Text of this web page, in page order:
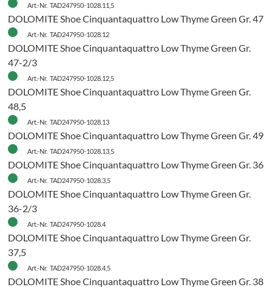
Art.-Nr. TAD247950-1028.11,5
DOLOMITE Shoe Cinquantaquattro Low Thyme Green Gr. 47
Art.-Nr. TAD247950-1028.12
DOLOMITE Shoe Cinquantaquattro Low Thyme Green Gr.
47-2/3
Art.-Nr. TAD247950-1028.12,5
DOLOMITE Shoe Cinquantaquattro Low Thyme Green Gr.
48,5
Art.-Nr. TAD247950-1028.13
DOLOMITE Shoe Cinquantaquattro Low Thyme Green Gr. 49
Art.-Nr. TAD247950-1028.13,5
DOLOMITE Shoe Cinquantaquattro Low Thyme Green Gr. 36
Art.-Nr. TAD247950-1028.3,5
DOLOMITE Shoe Cinquantaquattro Low Thyme Green Gr.
36-2/3
Art.-Nr. TAD247950-1028.4
DOLOMITE Shoe Cinquantaquattro Low Thyme Green Gr.
37,5
Art.-Nr. TAD247950-1028.4,5
DOLOMITE Shoe Cinquantaquattro Low Thyme Green Gr. 38